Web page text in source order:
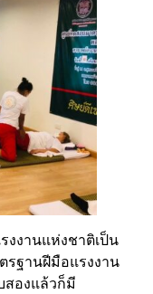
งงานแห่งชาติเป็น
รฐานฝีมือแรงงาน
สองแล้วก็มี